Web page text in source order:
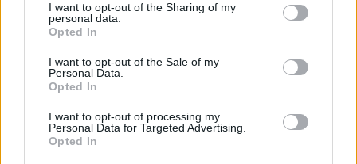
not limited to your visit or usage behaviour. You may click to
grant or deny consent to Google and its third-party tags to
use your data for below specified purposes in below Google
consent section.
I want to opt-out of the Sharing of my
personal data.
Opted In
I want to opt-out of the Sale of my
Personal Data.
Opted In
I want to opt-out of processing my
Personal Data for Targeted Advertising.
Opted In
GalluraOggi.it